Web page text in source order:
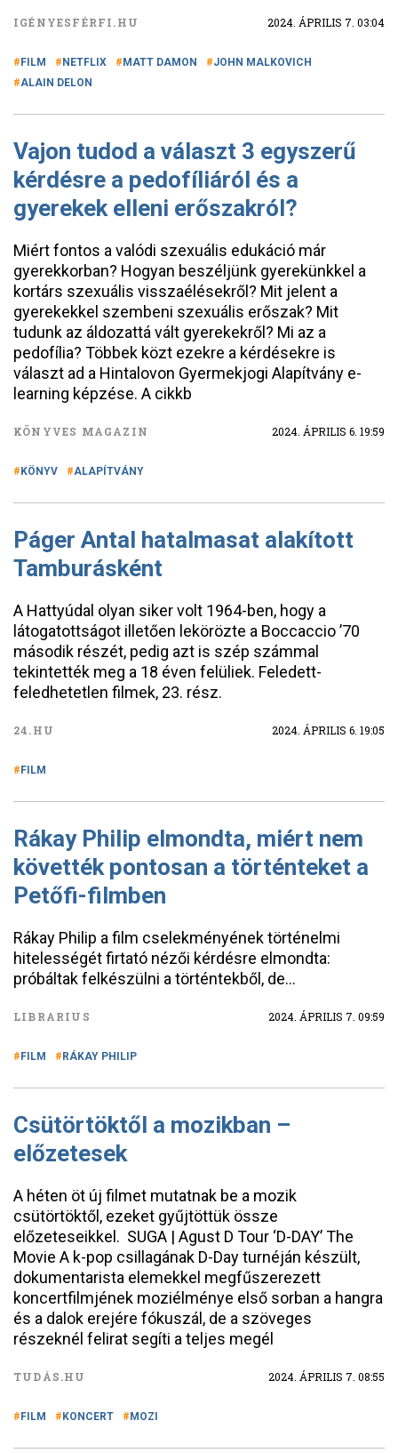
IGÉNYESFÉRFI.HU 2024. ÁPRILIS 7. 03:04
FILM NETFLIX MATT DAMON
JOHN MALKOVICH
ALAIN DELON
Vajon tudod a választ 3 egyszerű
kérdésre a pedofíliáról és a
gyerekek elleni erőszakról?
Miért fontos a valódi szexuális edukáció már
gyerekkorban? Hogyan beszéljünk gyerekünkkel a
kortárs szexuális visszaélésekről? Mit jelent a
gyerekekkel szembeni szexuális erőszak? Mit
tudunk az áldozattá vált gyerekekről? Mi az a
pedofília? Többek közt ezekre a kérdésekre is
választ ad a Hintalovon Gyermekjogi Alapítvány e-
learning képzése. A cikkb
KÖNYVES MAGAZIN 2024. ÁPRILIS 6. 19:59
KÖNYV ALAPÍTVÁNY
Páger Antal hatalmasat alakított
Tamburásként
A Hattyúdal olyan siker volt 1964-ben, hogy a
látogatottságot illetően lekörözte a Boccaccio ’70
második részét, pedig azt is szép számmal
tekintették meg a 18 éven felüliek. Feledett-
feledhetetlen filmek, 23. rész.
24.HU 2024. ÁPRILIS 6. 19:05
FILM
Rákay Philip elmondta, miért nem
követték pontosan a történteket a
Petőfi-filmben
Rákay Philip a film cselekményének történelmi
hitelességét firtató nézői kérdésre elmondta:
próbáltak felkészülni a történtekből, de...
LIBRARIUS 2024. ÁPRILIS 7. 09:59
FILM RÁKAY PHILIP
Csütörtöktől a mozikban –
előzetesek
A héten öt új filmet mutatnak be a mozik
csütörtöktől, ezeket gyűjtöttük össze
előzeteseikkel. SUGA | Agust D Tour ‘D-DAY’ The
Movie A k-pop csillagának D-Day turnéján készült,
dokumentarista elemekkel megfűszerezett
koncertfilmjének moziélménye első sorban a hangra
és a dalok erejére fókuszál, de a szöveges
részeknél felirat segíti a teljes megél
TUDÁS.HU 2024. ÁPRILIS 7. 08:55
FILM KONCERT MOZI